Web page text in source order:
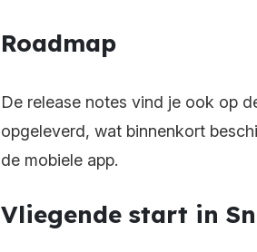
Roadmap
De release notes vind je ook op
opgeleverd, wat binnenkort
de mobiele app.
Vliegende start in